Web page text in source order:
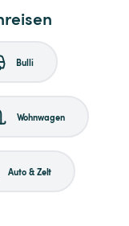
Bulli
Wohnwagen
Auto & Zelt